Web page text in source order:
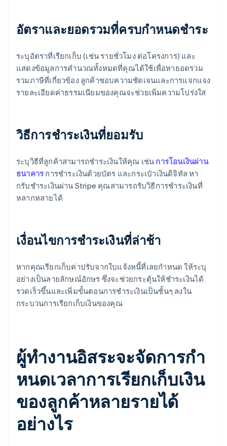
อัตราและยอดรวมที่ครบกําหนดชําระ
ระบุอัตราที่เรียกเก็บ (เช่น รายชั่วโมง ต่อโครงการ) และ
แสดงข้อมูลการคํานวณทั้งหมดที่คุณได้ใช้เพื่อหายอดรวม
รวมภาษีที่เกี่ยวข้อง ลูกค้าชอบความชัดเจนและการแจกแจง
รายละเอียดค่าธรรมเนียมของคุณจะช่วยเพิ่มความโปร่งใส
วิธีการชําระเงินที่ยอมรับ
ระบุวิธีที่ลูกค้าสามารถชําระเงินให้คุณ เช่น การโอนเงินผ่าน
ธนาคารการชําระเงินด้วยบัตร และกระเป๋าเงินดิจิทัล หา
กรับชําระเงินผ่าน Stripe คุณสามารถรับวิธีการชําระเงินที่
หลากหลายได้
เงื่อนไขการชําระเงินที่ล่าช้า
หากคุณเรียกเก็บค่าปรับจากใบแจ้งหนี้ที่เลยกําหนด ให้ระบุ
อย่างเป็นลายลักษณ์อักษร ซึ่งจะช่วยกระตุ้นให้ชําระเงินได้
รวดเร็วขึ้นและเพิ่มขั้นตอนการชําระเงินเป็นชั้นๆ ลงใน
กระบวนการเรียกเก็บเงินของคุณ
ผู้ทํางานอิสระจะจัดการกํา
หนดเวลาการเรียกเก็บเงิน
ของลูกค้าหลายรายได้
อย่างไร